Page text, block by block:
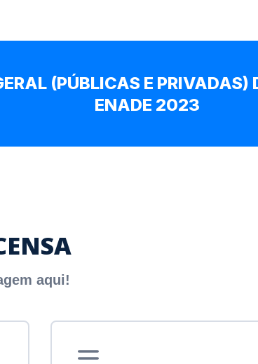
(PÚBLICAS E PRIVADAS)
ENADE 2023
aqui!